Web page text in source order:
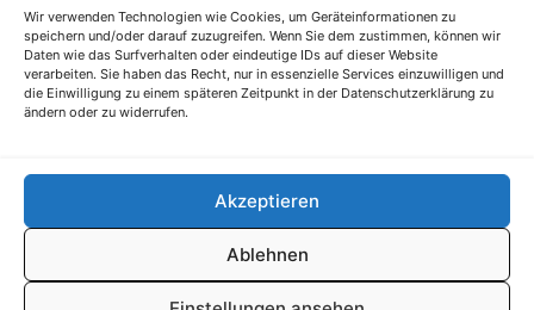
Wir verwenden Technologien wie Cookies, um Geräteinformationen zu
speichern und/oder darauf zuzugreifen. Wenn Sie dem zustimmen, können wir
Daten wie das Surfverhalten oder eindeutige IDs auf dieser Website
verarbeiten. Sie haben das Recht, nur in essenzielle Services einzuwilligen und
die Einwilligung zu einem späteren Zeitpunkt in der Datenschutzerklärung zu
ändern oder zu widerrufen.
Akzeptieren
Ablehnen
etliche Inklusivleistungen. Im S-Quin Magazin erfahren Sie
immer, was es Neues gibt.
Die S-Quin Kontomodelle
Erklärung zur Barrierefreiheit
© S-Markt & Mehrwert & Sparkasse Neuss, 2022-25